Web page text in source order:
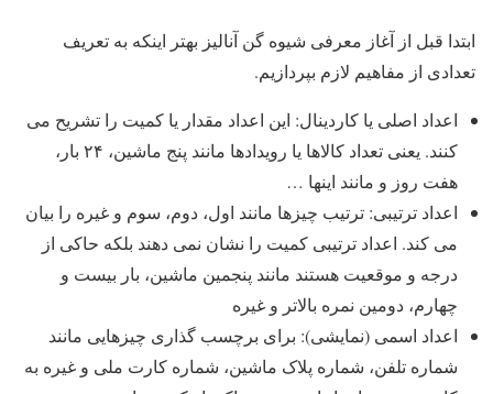
ابتدا قبل از آغاز معرفی شیوه گن آنالیز بهتر اینکه به تعریف
تعدادی از مفاهیم لازم بپردازیم.
اعداد اصلی یا کاردینال: این اعداد مقدار یا کمیت را تشریح می
کنند. یعنی تعداد کالاها یا رویدادها مانند پنج ماشین، ۲۴ بار،
هفت روز و مانند اینها …
اعداد ترتیبی: ترتیب چیزها مانند اول، دوم، سوم و غیره را بیان
می کند. اعداد ترتیبی کمیت را نشان نمی دهند بلکه حاکی از
درجه و موقعیت هستند مانند پنجمین ماشین، بار بیست و
چهارم، دومین نمره بالاتر و غیره
اعداد اسمی (نمایشی): برای برچسب گذاری چیزهایی مانند
شماره تلفن، شماره پلاک ماشین، شماره کارت ملی و غیره به